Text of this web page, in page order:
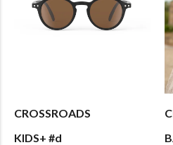
CROSSROADS
KIDS+ #d